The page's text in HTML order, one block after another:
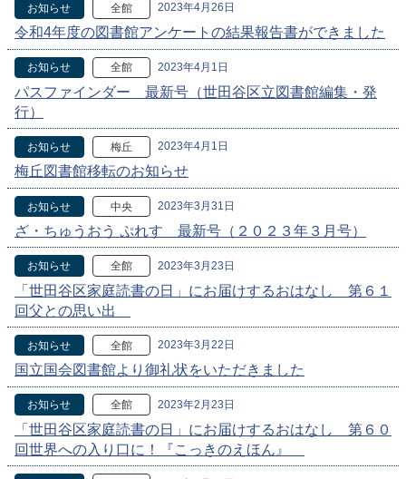
お知らせ 全館 2023年4月26日
令和4年度の図書館アンケートの結果報告書ができました
お知らせ 全館 2023年4月1日
パスファインダー 最新号（世田谷区立図書館編集・発
行）
お知らせ 梅丘 2023年4月1日
梅丘図書館移転のお知らせ
お知らせ 中央 2023年3月31日
ざ・ちゅうおう ぷれす 最新号（２０２３年３月号）
お知らせ 全館 2023年3月23日
「世田谷区家庭読書の日」にお届けするおはなし 第６１
回父との思い出
お知らせ 全館 2023年3月22日
国立国会図書館より御礼状をいただきました
お知らせ 全館 2023年2月23日
「世田谷区家庭読書の日」にお届けするおはなし 第６０
回世界への入り口に！『こっきのえほん』